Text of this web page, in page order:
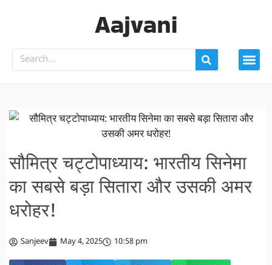
Aajvani
सौमित्र चट्टोपाध्याय: भारतीय सिनेमा
का सबसे बड़ा सितारा और उसकी अमर
धरोहर!
Sanjeev May 4, 2025 10:58 pm